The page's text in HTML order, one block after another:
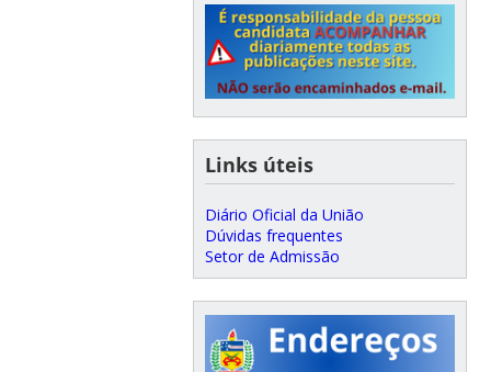
Links úteis
Diário Oficial da União
Dúvidas frequentes
Setor de Admissão